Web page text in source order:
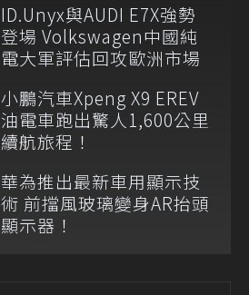
ID.Unyx與AUDI E7X強勢
登場 Volkswagen中國純
電大軍評估回攻歐洲市場
小鵬汽車Xpeng X9 EREV
油電車跑出驚人1,600公里
續航旅程！
華為推出最新車用顯示技
術 前擋風玻璃變身AR抬頭
顯示器！